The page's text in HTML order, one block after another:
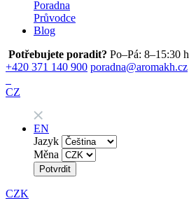
Poradna
Průvodce
Blog
Potřebujete poradit? Po–Pá: 8–15:30 h
+420 371 140 900 poradna@aromakh.cz
CZ
EN
Jazyk
Měna
Potvrdit
CZK